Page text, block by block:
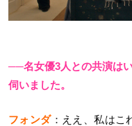
──名女優3人との共演は
伺いました。
フォンダ：ええ、私はこ